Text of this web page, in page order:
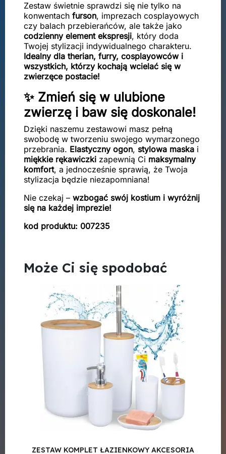
Zestaw świetnie sprawdzi się nie tylko na
konwentach furson, imprezach cosplayowych
czy balach przebierańców, ale także jako
codzienny element ekspresji, który doda
Twojej stylizacji indywidualnego charakteru.
Idealny dla therian, furry, cosplayowców i
wszystkich, którzy kochają wcielać się w
zwierzęce postacie!
✨ Zmień się w ulubione
zwierzę i baw się doskonale!
Dzięki naszemu zestawowi masz pełną
swobodę w tworzeniu swojego wymarzonego
przebrania. Elastyczny ogon, stylowa maska i
miękkie rękawiczki zapewnią Ci maksymalny
komfort, a jednocześnie sprawią, że Twoja
stylizacja będzie niezapomniana!
Nie czekaj – wzbogać swój kostium i wyróżnij
się na każdej imprezie!
kod produktu: 007235
Może Ci się spodobać
ZESTAW KOMPLET ŁAZIENKOWY AKCESORIA